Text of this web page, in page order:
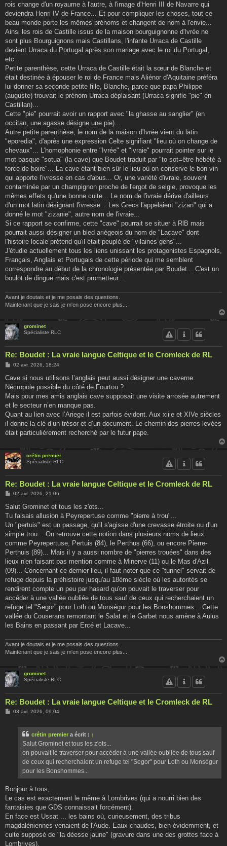
rois change d'un royaume à l'autre, à l'image d'Henri III de Navarre qui
deviendra Henri IV de France... Et pour compliquer les choses, tout ce
beau monde porte les mêmes prénoms et changent de nom à l'envie...
Ainsi les rois de Castille issus de la maison bourguignonne d'Ivrée ne
sont plus Bourguignons mais Castillans, l'infante Urraca de Castille
devient Urraca du Portugal après son mariage avec le roi du Portugal,
etc...
Petite parenthèse, cette Urraca de Castille était la sœur de Blanche et
était destinée à épouser le roi de France mais Aliénor d'Aquitaine préféra
lui donner sa seconde petite fille, Blanche, parce que papa Philippe
(auguste) trouvait le prénom Urraca déplaisant (Urraca signifie "pie" en
Castillan)...
Cette "pie" pourrait avoir un rapport avec "la ghasse au sanglier" (en
occitan, une agasse désigne une pie)...
Autre petite parenthèse, le nom de la maison d'Ivrée vient du latin
"eporedia", d'après une expression Celte signifiant "lieu où on change de
chevaux"... L'homophonie entre "Ivrée" et "ivraie" pourrait pointer sur le
mot basque "sotua" (la cave) que Boudet traduit par "to sot=être hébété à
force de boire"... La cave étant bien sûr le lieu où on conserve le bon vin
qui apporte l'ivresse en cas d'abus... Or, une variété d'ivraie, souvent
contaminée par un champignon proche de l'ergot de seigle, provoque les
mêmes effets qu'une bonne cuite... Le nom de l'ivraie dérive d'ailleurs
d'un mot latin désignant l'ivresse... Les Grecs l'appelaient "zizan" qui a
donné le mot "zizanie", autre nom de l'ivraie...
Si ce rapport se confirme, cette "cave" pourrait se situer à RlB mais
pourrait aussi désigner un bled ariégeois du nom de "Lacave" dont
l'histoire locale prétend qu'il était peuplé de "vilaines gens"...
J'étudie actuellement tous les liens unissant les protagonistes Espagnols,
Français, Anglais et Portugais de cette période qui me semblent
correspondre au début de la chronologie présentée par Boudet... C'est un
boulot de dingue mais c'est prometteur...
Avant je doutais et je me posais des questions.
Maintenant que je sais je m'en pose encore plus...
grominet
Spécialiste RLC
Re: Boudet : La vraie langue Celtique et le Cromleck de RL
M
s
a
g
02 avr. 2026, 18:24
Cave si nous utilisons l’anglais peut aussi désigner une caverne.
Nécropole possible du côté de Fourtou ?
Mais pour mes amis anglais cave supposait une visite arrosée autrement
et le secteur n’en manque pas.
Quant au lien avec l’Ariege il est parfois évident. Aux xiiie et XIVe siècles
il donne la clé d’un trésor et d’un document. Le chemin des pierres levées
était particulièrement recherché par le futur pape.
crétin premier
Spécialiste RLC
Re: Boudet : La vraie langue Celtique et le Cromleck de RL
M
s
a
g
02 avr. 2026, 21:06
Salut Grominet et tous les z'ots...
Tu faisais allusion à Peyrepertuse comme "pierre à trou"...
Un "pertuis" est un passage, qu'il s'agisse d'une crevasse étroite ou d'un
simple trou... On retrouve cette notion dans plusieurs noms de lieux
comme Peyrepertuse, Pertuis (84), le Perthus (66), ou encore Pierre-
Perthuis (89)... Mais il y a aussi nombre de "pierres trouées" dans des
lieux n'en faisant pas mention comme à Minerve (11) ou le Mas d'Azil
(09)... Concernant ce dernier lieu, il faut noter que ce "tunnel" servait de
refuge depuis la préhistoire jusqu'au 18ème siècle où les autorités se
rendirent compte un peu par hasard qu'on pouvait le traverser pour
accéder à une vallée oubliée de tous sauf de ceux qui recherchaient un
refuge tel "Segor" pour Loth ou Monségur pour les Bonshommes... Cette
vallée du Couserans remontant le Salat et le Garbet nous amène à Aulus
les Bains en passant par Ercé et Lacave...
Avant je doutais et je me posais des questions.
Maintenant que je sais je m'en pose encore plus...
grominet
Spécialiste RLC
Re: Boudet : La vraie langue Celtique et le Cromleck de RL
M03 avr. 2026, 09:04
crétin premier a écrit : ↑
Salut Grominet et tous les z'ots...
on pouvait le traverser pour accéder à une vallée oubliée de tous sauf
de ceux qui recherchaient un refuge tel "Segor" pour Loth ou Monségur
pour les Bonshommes...
Bonjour à tous,
Le cas est exactement le même à Lombrives (qui a nourri bien des
fantaisies que GDS connaissait forcément).
En face est Ussat ... les bains où, curieusement, des tribus
magdaléniennes venaient de l'Aude. Eaux chaudes, bien évidemment, et
culte supposé de "la déesse jaune" (gravure dans une des grottes face à
Lombrives).